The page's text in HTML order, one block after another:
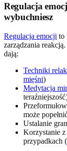
Regulacja
wybuchniesz
Regulacja emocji to
zarządzania reakcją.
dają:
Techniki
mięśni)
Medytacja
może
Ustalanie
Korzystanie
przypadkach (